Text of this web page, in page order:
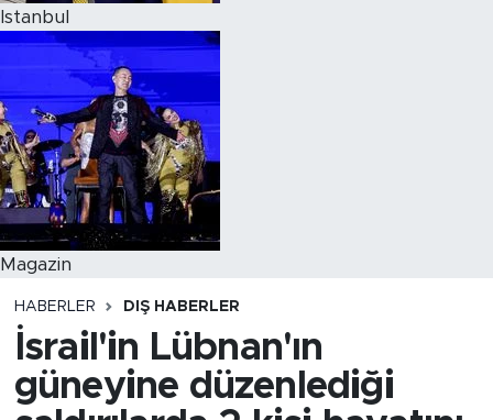
Istanbul
Magazin
HABERLER DIŞ HABERLER
İsrail'in Lübnan'ın
güneyine düzenlediği